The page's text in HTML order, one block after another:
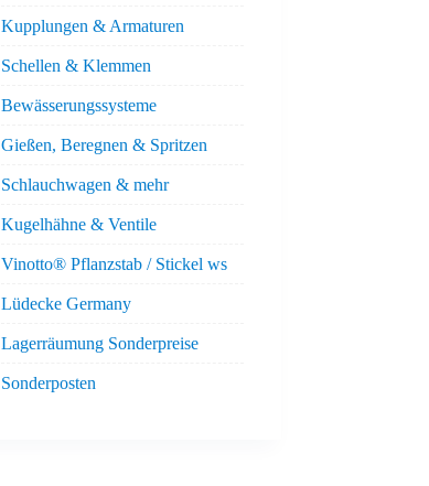
Kupplungen & Armaturen
Schellen & Klemmen
Bewässerungssysteme
Gießen, Beregnen & Spritzen
Schlauchwagen & mehr
Kugelhähne & Ventile
Vinotto® Pflanzstab / Stickel ws
Lüdecke Germany
Lagerräumung Sonderpreise
Sonderposten